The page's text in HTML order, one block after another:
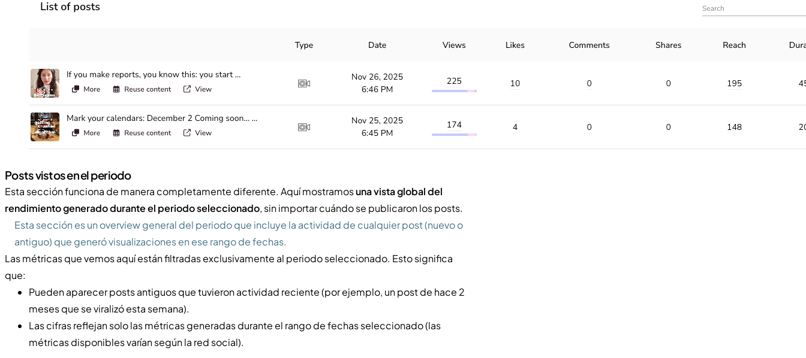
Posts vistos en el periodo
Esta sección funciona de manera completamente diferente. Aquí mostramosuna vista global del
rendimiento generado durante el periodo seleccionado, sin importar cuándo se publicaron los posts.
Esta sección es un overview general del periodo que incluye la actividad de cualquier post (nuevo o
antiguo) que generó visualizaciones en ese rango de fechas.
Las métricas que vemos aquí están filtradas exclusivamente al periodo seleccionado. Esto significa
que:
Pueden aparecer posts antiguos que tuvieron actividad reciente (por ejemplo, un post de hace 2
meses que se viralizó esta semana).
Las cifras reflejan solo las métricas generadas durante el rango de fechas seleccionado (las
métricas disponibles varían según la red social).